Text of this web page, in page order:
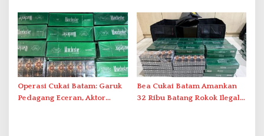
Duriangkang
Operasi Cukai Batam: Garuk
Pedagang Eceran, Aktor
Bea Cukai Batam Amankan
32 Ribu Batang Rokok Ilegal